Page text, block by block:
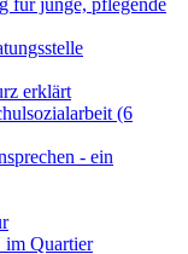
für junge, pflegende
erklärt
(6
- ein
Quartier